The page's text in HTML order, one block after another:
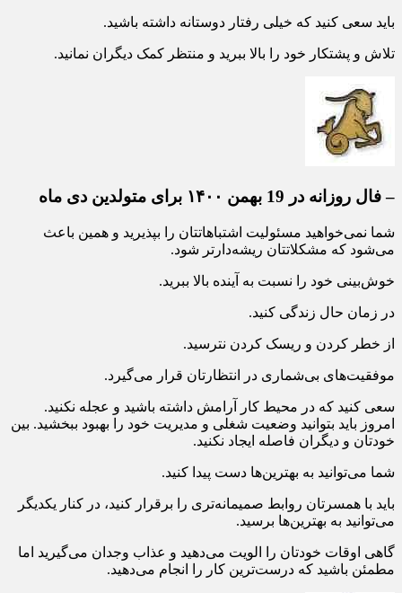
باید سعی کنید که خیلی رفتار دوستانه داشته باشید.
تلاش و پشتکار خود را بالا ببرید و منتظر کمک دیگران نمانید.
– فال روزانه در 19 بهمن ۱۴۰۰ برای متولدین دی ماه
شما نمی‌خواهید مسئولیت اشتباهاتتان را بپذیرید و همین باعث
می‌شود که مشکلاتتان ریشه‌دارتر شود.
خوش‌بینی خود را نسبت به آینده بالا ببرید.
در زمان حال زندگی کنید.
از خطر کردن و ریسک کردن نترسید.
موفقیت‌های بی‌شماری در انتظارتان قرار می‌گیرد.
سعی کنید که در محیط کار آرامش داشته باشید و عجله نکنید.
امروز باید بتوانید وضعیت شغلی و مدیریت خود را بهبود ببخشید. بین
خودتان و دیگران فاصله ایجاد نکنید.
شما می‌توانید به بهترین‌ها دست پیدا کنید.
باید با همسرتان روابط صمیمانه‌تری را برقرار کنید، در کنار یکدیگر
می‌توانید به بهترین‌ها برسید.
گاهی اوقات خودتان را الویت می‌دهید و عذاب وجدان می‌گیرید اما
مطمئن باشید که درست‌ترین کار را انجام می‌دهید.